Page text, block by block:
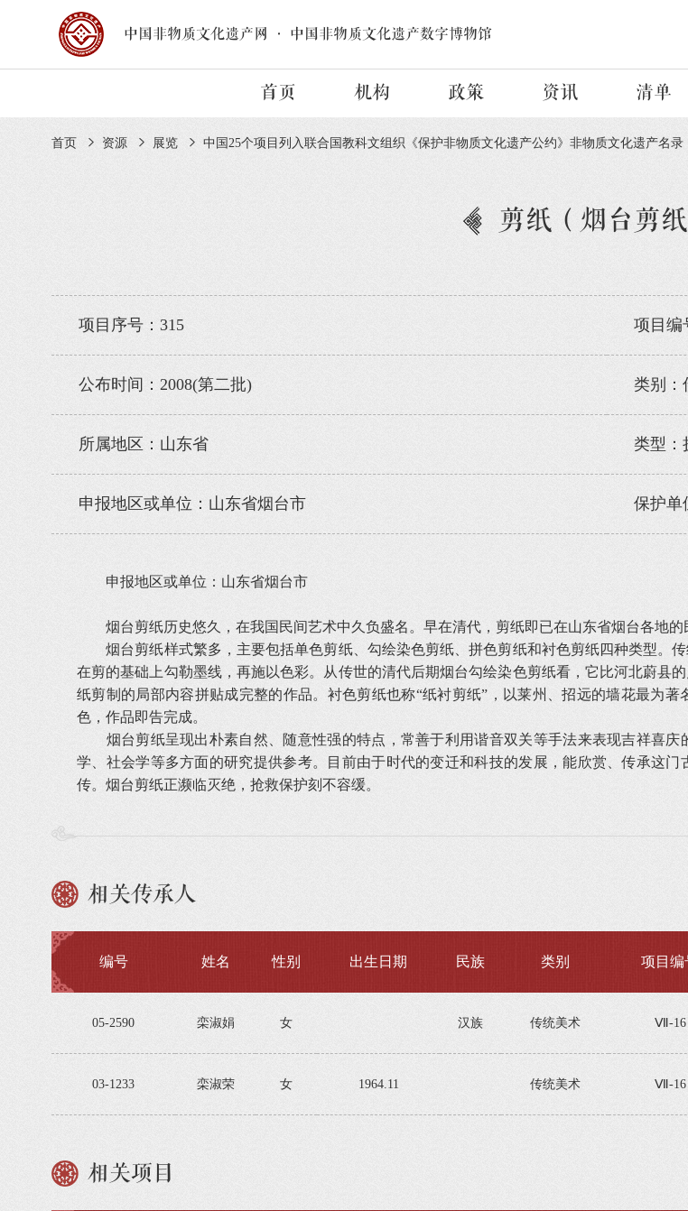
中国非物质文化遗产网 · 中国非物质文化遗产数字博物馆
首页 机构 政策 资讯 清单
首页 资源 展览 中国25个项目列入联合国教科文组织《保护非物质文化遗产公约》非物质文化遗产名录
剪纸（烟台剪纸
项目序号：315 项目
公布时间：2008(第二批) 类别：
所属地区：山东省 类型：
申报地区或单位：山东省烟台市 保护单
申报地区或单位：山东省烟台市
烟台剪纸历史悠久，在我国民间艺术中久负盛名。早在清代，剪纸即已在山东省烟台各地的
烟台剪纸样式繁多，主要包括单色剪纸、勾绘染色剪纸、拼色剪纸和衬色剪纸四种类型。
在剪的基础上勾勒墨线，再施以色彩。从传世的清代后期烟台勾绘染色剪纸看，它比河北蔚县
纸剪制的局部内容拼贴成完整的作品。衬色剪纸也称“纸衬剪纸”，以莱州、招远的墙花最为
色，作品即告完成。
烟台剪纸呈现出朴素自然、随意性强的特点，常善于利用谐音双关等手法来表现吉祥喜庆
学、社会学等多方面的研究提供参考。目前由于时代的变迁和科技的发展，能欣赏、传承这
传。烟台剪纸正濒临灭绝，抢救保护刻不容缓。
相关传承人
编号 姓名 性别 出生日期 民族 类别 项目编
05-2590 栾淑娟 女 汉族 传统美术 Ⅶ-16
03-1233 栾淑荣 女 1964.11 传统美术 Ⅶ-16
相关项目